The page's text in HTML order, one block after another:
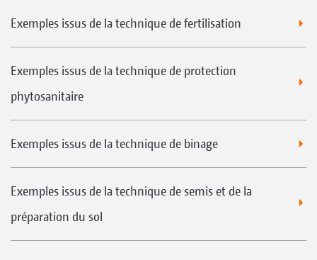
Exemples issus de la technique de fertilisation
Exemples issus de la technique de protection
phytosanitaire
Exemples issus de la technique de binage
Exemples issus de la technique de semis et de la
préparation du sol